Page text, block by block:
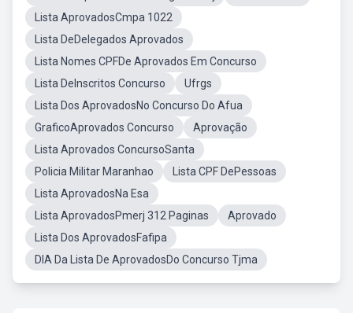
Lista AprovadosCmpa 1022
Lista DeDelegados Aprovados
Lista Nomes CPFDe Aprovados Em Concurso
Lista DeInscritos Concurso
Ufrgs
Lista Dos AprovadosNo Concurso Do Afua
GraficoAprovados Concurso
Aprovação
Lista Aprovados ConcursoSanta
Policia Militar Maranhao
Lista CPF DePessoas
Lista AprovadosNa Esa
Lista AprovadosPmerj 312 Paginas
Aprovado
Lista Dos AprovadosFafipa
DIA Da Lista De AprovadosDo Concurso Tjma